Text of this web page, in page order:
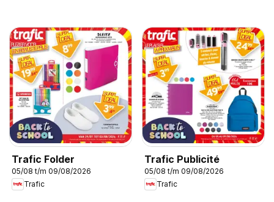
Trafic Folder
05/08 t/m 09/08/2026
Trafic
Trafic Publicité
05/08 t/m 09/08/2026
Trafic